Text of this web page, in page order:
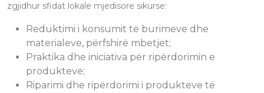
zgjidhur sfidat lokale mjedisore sikurse:
Reduktimi i konsumit të burimeve dhe
materialeve, përfshirë mbetjet;
Praktika dhe iniciativa për ripërdorimin e
produkteve;
Riparimi dhe ripërdorimi i produkteve të